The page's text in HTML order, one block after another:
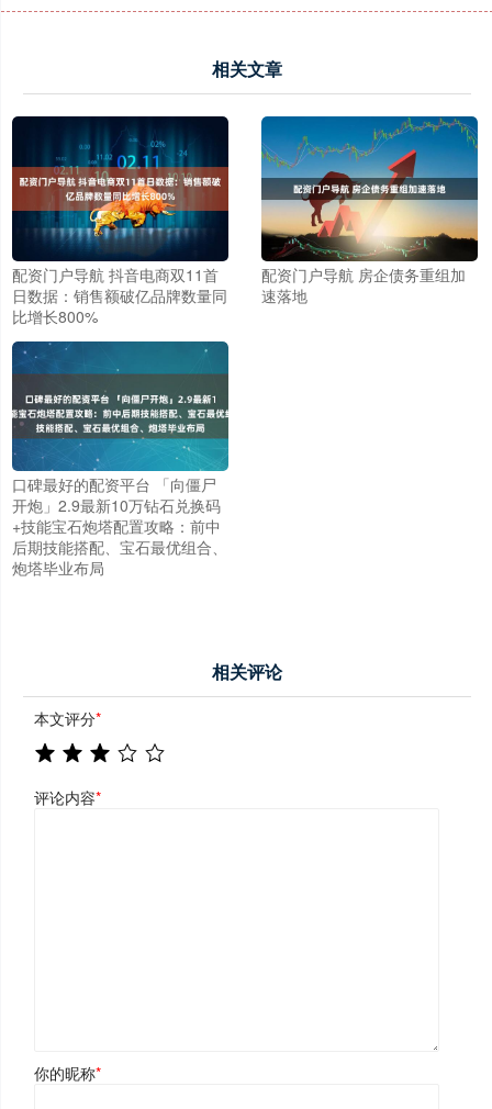
相关文章
配资门户导航 抖音电商双11首
日数据：销售额破亿品牌数量同
比增长800%
配资门户导航 房企债务重组加
速落地
口碑最好的配资平台 「向僵尸
开炮」2.9最新10万钻石兑换码
+技能宝石炮塔配置攻略：前中
后期技能搭配、宝石最优组合、
炮塔毕业布局
相关评论
本文评分*
评论内容*
你的昵称*